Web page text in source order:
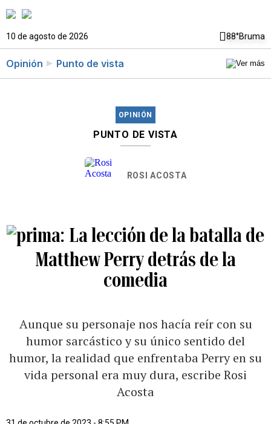
10 de agosto de 2026 88°Bruma
Opinión Punto de vista
OPINIÓN
PUNTO DE VISTA
ROSI ACOSTA
La lección de la batalla de
Matthew Perry detrás de la
comedia
Aunque su personaje nos hacía reír con su
humor sarcástico y su único sentido del
humor, la realidad que enfrentaba Perry en su
vida personal era muy dura, escribe Rosi
Acosta